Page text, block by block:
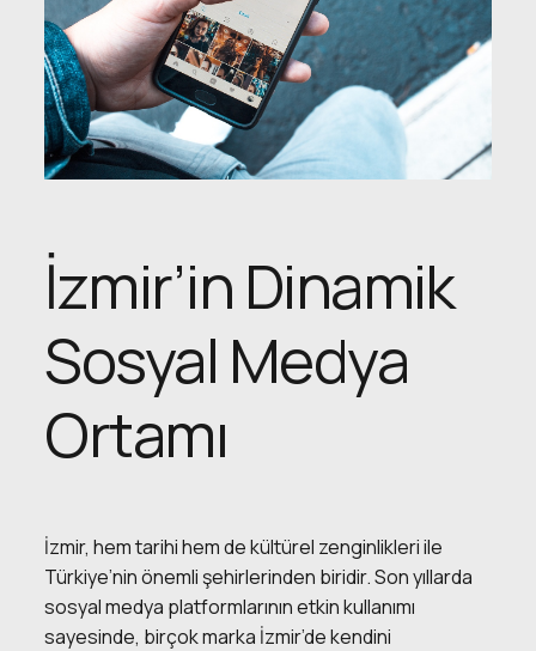
İzmir’in Dinamik
Sosyal Medya
Ortamı
İzmir, hem tarihi hem de kültürel zenginlikleri ile
Türkiye’nin önemli şehirlerinden biridir. Son yıllarda
sosyal medya platformlarının etkin kullanımı
sayesinde, birçok marka İzmir’de kendini